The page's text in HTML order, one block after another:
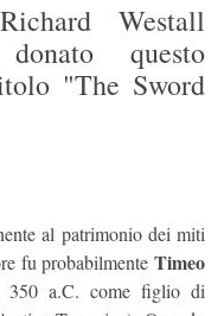
Westall
questo
"The Sword
al patrimonio dei miti
fu probabilmente Timeo
350 a.C. come figlio di